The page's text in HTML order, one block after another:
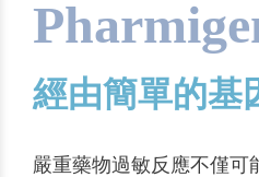
經由簡單的基
嚴重藥物過敏反應不僅可